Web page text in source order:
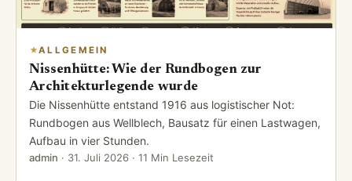
ALLGEMEIN
Nissenhütte: Wie der Rundbogen zur
Architekturlegende wurde
Die Nissenhütte entstand 1916 aus logistischer Not:
Rundbogen aus Wellblech, Bausatz für einen Lastwagen,
Aufbau in vier Stunden.
admin · 31. Juli 2026 · 11 Min Lesezeit